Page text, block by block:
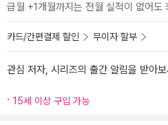
급월 +1개월까지는 전월 실적이 없어도
카드/간편결제 할인 무이자 할부
관심 저자, 시리즈의 출간 알림을 받아
15세 이상 구입 가능